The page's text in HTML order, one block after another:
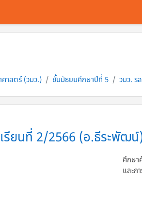
ศาสตร์ (วมว.) ชั้นมัธยมศึกษาปีที่ 5 วมว. ร
รียนที่ 2/2566 (อ.ธีระพัฒน์
ศึกษา
และก